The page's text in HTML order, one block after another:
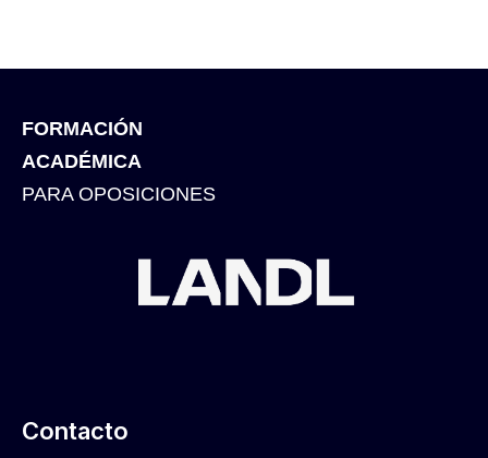
FORMACIÓN
ACADÉMICA
PARA OPOSICIONES
Contacto